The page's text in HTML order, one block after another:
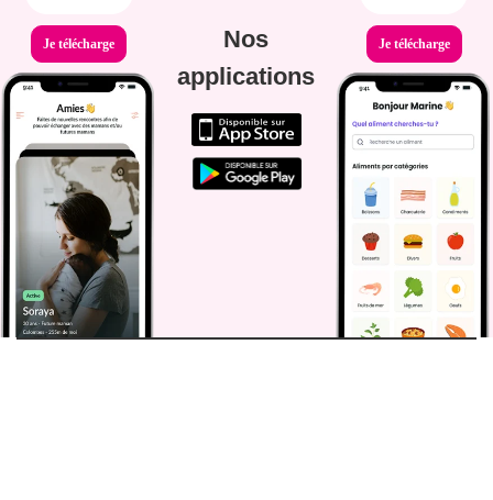
Je télécharge
Nos
applications
Je télécharge